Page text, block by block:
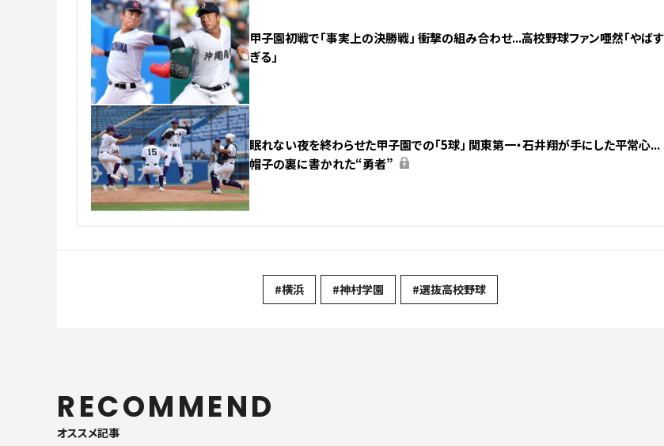
甲子園初戦で「事実上の決勝戦」 衝撃の組み合わせ...高校野球ファン唖然「やばす
ぎる」
眠れない夜を終わらせた甲子園での「5球」 関東第一・石井翔が手にした平常心...
帽子の裏に書かれた“勇者”
#横浜 #神村学園 #選抜高校野球
RECOMMEND
オススメ記事